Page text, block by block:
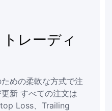
レーディ
めの柔軟な方式で注
新 すべての注文は
Loss、Trailing